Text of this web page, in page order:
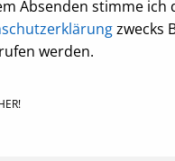
Absenden stimme
zwecks
werden.